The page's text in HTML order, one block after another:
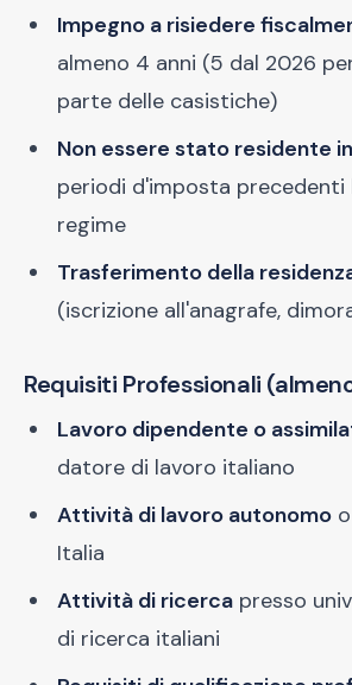
Impegno a risiedere
almeno 4 anni (5 dal 2026
parte delle casistiche)
Non essere stato residente
periodi d'imposta precedenti
regime
Trasferimento della
(iscrizione all'anagrafe,
Requisiti Professionali
Lavoro dipendente o
datore di lavoro italiano
Attività di lavoro autonomo
Italia
Attività di ricerca presso
di ricerca italiani